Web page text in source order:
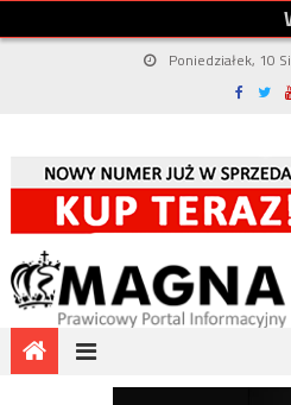
Poniedziałek, 10